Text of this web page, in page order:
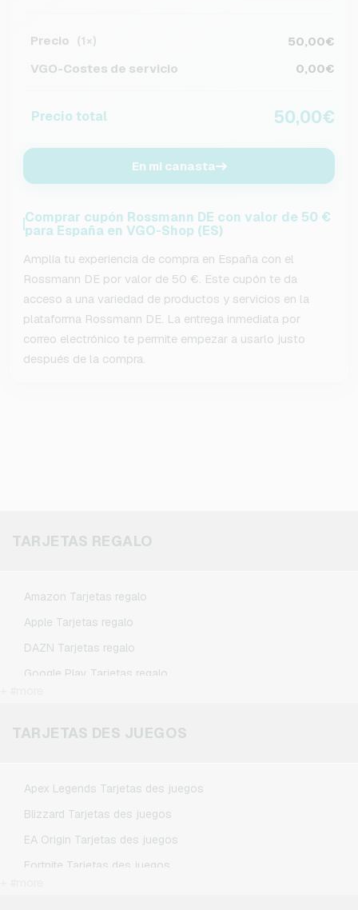
Precio (1×)
50,00€
VGO-Costes de servicio
0,00€
Precio total 50,00€
En mi canasta
Comprar cupón Rossmann DE con valor de 50 €
para España en VGO-Shop (ES)
Amplía tu experiencia de compra en España con el
Rossmann DE por valor de 50 €. Este cupón te da
acceso a una variedad de productos y servicios en la
plataforma Rossmann DE. La entrega inmediata por
correo electrónico te permite empezar a usarlo justo
después de la compra.
TARJETAS REGALO
Amazon Tarjetas regalo
Apple Tarjetas regalo
DAZN Tarjetas regalo
Google Play Tarjetas regalo
Microsoft Tarjetas regalo
TARJETAS DES JUEGOS
Apex Legends Tarjetas des juegos
Blizzard Tarjetas des juegos
EA Origin Tarjetas des juegos
Fortnite Tarjetas des juegos